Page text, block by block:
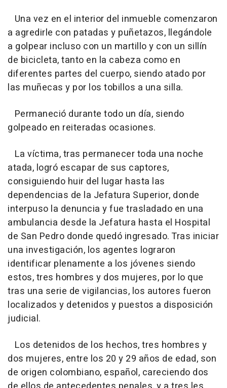
Una vez en el interior del inmueble comenzaron
a agredirle con patadas y puñetazos, llegándole
a golpear incluso con un martillo y con un sillín
de bicicleta, tanto en la cabeza como en
diferentes partes del cuerpo, siendo atado por
las muñecas y por los tobillos a una silla.
Permaneció durante todo un día, siendo
golpeado en reiteradas ocasiones.
La víctima, tras permanecer toda una noche
atada, logró escapar de sus captores,
consiguiendo huir del lugar hasta las
dependencias de la Jefatura Superior, donde
interpuso la denuncia y fue trasladado en una
ambulancia desde la Jefatura hasta el Hospital
de San Pedro donde quedó ingresado. Tras iniciar
una investigación, los agentes lograron
identificar plenamente a los jóvenes siendo
estos, tres hombres y dos mujeres, por lo que
tras una serie de vigilancias, los autores fueron
localizados y detenidos y puestos a disposición
judicial.
Los detenidos de los hechos, tres hombres y
dos mujeres, entre los 20 y 29 años de edad, son
de origen colombiano, español, careciendo dos